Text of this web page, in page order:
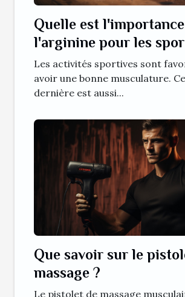
Quelle est
l'arginine pour les
Les activités sportives sont
avoir une bonne musculature.
dernière est aussi...
Que savoir sur le
massage ?
Le pistolet de massage